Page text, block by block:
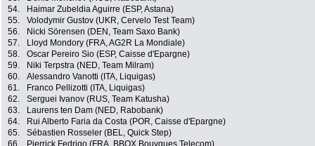
54.
Haimar Zubeldia Aguirre (ESP, Astana)
55.
Volodymir Gustov (UKR, Cervelo Test Team)
56.
Nicki Sörensen (DEN, Team Saxo Bank)
57.
Lloyd Mondory (FRA, AG2R La Mondiale)
58.
Oscar Pereiro Sio (ESP, Caisse d'Epargne)
59.
Niki Terpstra (NED, Team Milram)
60.
Alessandro Vanotti (ITA, Liquigas)
61.
Franco Pellizotti (ITA, Liquigas)
62.
Serguei Ivanov (RUS, Team Katusha)
63.
Laurens ten Dam (NED, Rabobank)
64.
Rui Alberto Faria da Costa (POR, Caisse d'Epargne)
65.
Sébastien Rosseler (BEL, Quick Step)